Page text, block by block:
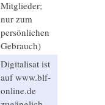
Mitglieder;
nur zum
persönlichen
Gebrauch)
Digitalisat ist
auf www.blf-
online.de